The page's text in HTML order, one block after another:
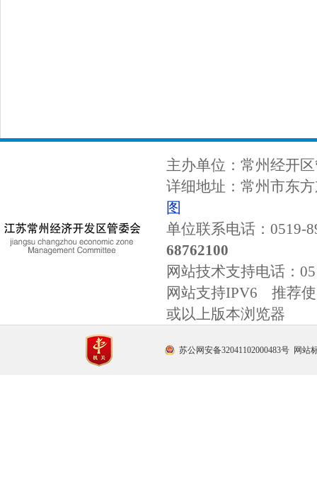
主办单位：常州经开
详细地址：常州市东
图
单位联系电话：0519-
68762100
网站技术支持电话：
网站支持IPV6 推荐使
或以上版本浏览器
苏公网安备32041102000483号 网站